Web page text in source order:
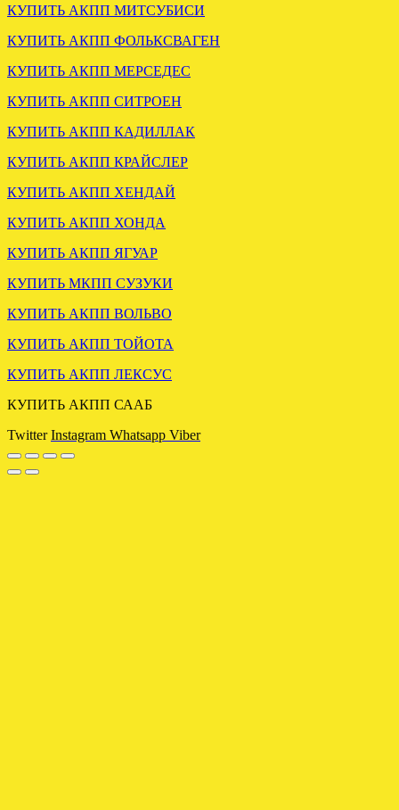
Установлена акпп КИА
ОТГРУЖЕНА
ФОРД ТРАНЗИТ 2.4 MT82
.
Отправлена АКПП ФОРД
КУПИТЬ АКПП МИТСУБИСИ
КУПИТЬ АКПП ФОЛЬКСВАГЕН
КУПИТЬ АКПП МЕРСЕДЕС
КУПИТЬ АКПП СИТРОЕН
КУПИТЬ АКПП КАДИЛЛАК
КУПИТЬ АКПП КРАЙСЛЕР
КУПИТЬ АКПП ХЕНДАЙ
КУПИТЬ АКПП ХОНДА
КУПИТЬ АКПП ЯГУАР
КУПИТЬ МКПП СУЗУКИ
КУПИТЬ АКПП ВОЛЬВО
КУПИТЬ АКПП ТОЙОТА
КУПИТЬ АКПП ЛЕКСУС
КУПИТЬ АКПП СААБ
Twitter Instagram Whatsapp Viber